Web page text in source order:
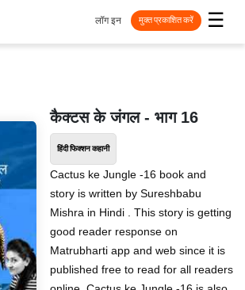
☰
लॉग इन मुक्त प्रकाशित करें
कैक्टस के जंगल - भाग 16
हिंदी फिक्शन कहानी
Cactus ke Jungle -16 book and
story is written by Sureshbabu
Mishra in Hindi . This story is getting
good reader response on
Matrubharti app and web since it is
published free to read for all readers